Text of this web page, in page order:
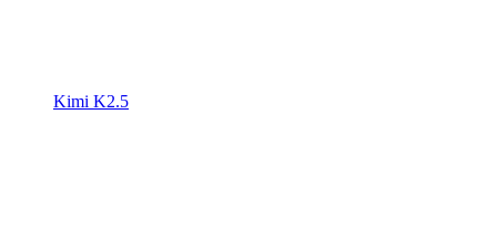
Kimi K2.5